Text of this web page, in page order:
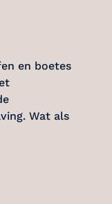
en boetes
Wat als